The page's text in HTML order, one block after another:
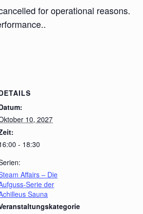
for operational reasons.
10, 2027
- 18:30
Affairs – Die
Serie der
Sauna